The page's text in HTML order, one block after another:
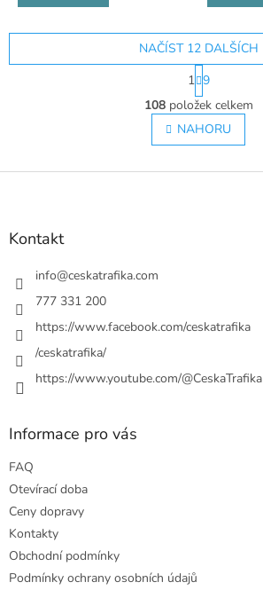
O
v
l
á
ý
s
NAČÍST 12 DALŠÍCH
S
t
r
á
n
k
v
1 9
108položek celkem
NAHORU
Z
Kontakt
info@ceskatrafika.com
777 331 200
https://www.facebook.com/ceskatrafika
/ceskatrafika/
https://www.youtube.com/@CeskaTrafika
Informace pro vás
FAQ
Otevírací doba
Ceny dopravy
Kontakty
Obchodní podmínky
Podmínky ochrany osobních údajů